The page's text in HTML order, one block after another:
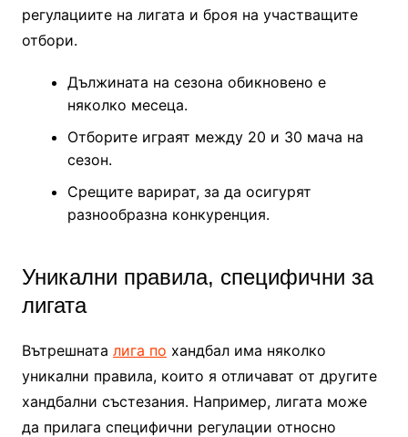
регулациите на лигата и броя на участващите
отбори.
Дължината на сезона обикновено е
няколко месеца.
Отборите играят между 20 и 30 мача на
сезон.
Срещите варират, за да осигурят
разнообразна конкуренция.
Уникални правила, специфични за
лигата
Вътрешната лига по хандбал има няколко
уникални правила, които я отличават от другите
хандбални състезания. Например, лигата може
да прилага специфични регулации относно